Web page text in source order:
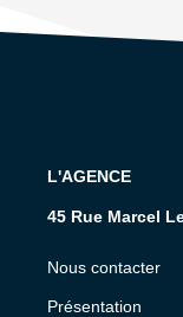
L'AGENCE
45 Rue Marcel
Nous contacter
Présentation